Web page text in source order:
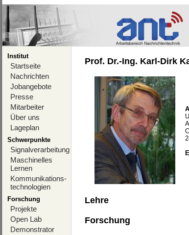
Institut
Startseite
Nachrichten
Jobangebote
Presse
Mitarbeiter
Über uns
Lageplan
Schwerpunkte
Signalverarbeitung
Maschinelles
Lernen
Kommunikations-
technologien
Forschung
Projekte
Open Lab
Demonstrator
Prof. Dr.-Ing. Karl-Dirk
Lehre
Forschung